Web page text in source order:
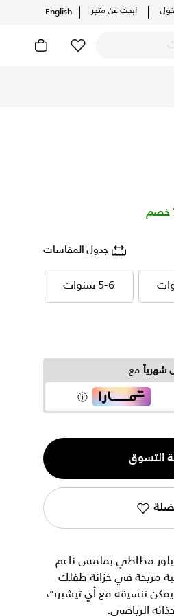
ابحث عن متجر English
جدول المقاسات
5-6 سنوات 5-6 سنوات
مع
التسوق
مطاطي بملمس ناعم
مريحة في خزانة طفلك
يمكن تنسيقه مع أي تيشيرت
الرياضي.